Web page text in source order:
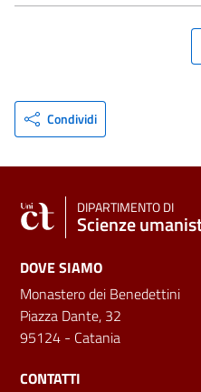
Condividi
DIPARTIMENTO DI
Scienze
DOVE SIAMO
Monastero dei Benedettini
Piazza Dante, 32
95124 - Catania
CONTATTI